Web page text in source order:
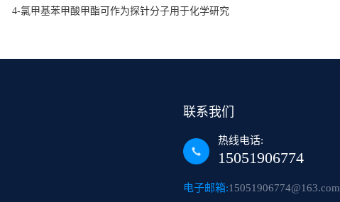
4-氯甲基苯甲酸甲酯可作为探针分子用于化学研究
联系我们
热线电话:
15051906774
电子邮箱:15051906774@163.com